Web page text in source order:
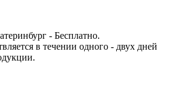
- Бесплатно.
в течении одного - двух дней